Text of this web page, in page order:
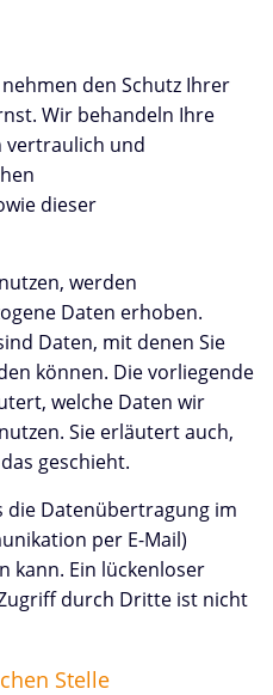
den Schutz Ihrer
Wir behandeln Ihre
vertraulich und
dieser
werden
Daten erhoben.
Daten, mit denen Sie
können. Die vorliegende
welche Daten wir
Sie erläutert auch,
geschieht.
die Datenübertragung im
per E-Mail)
kann. Ein lückenloser
durch Dritte ist nicht
Stelle